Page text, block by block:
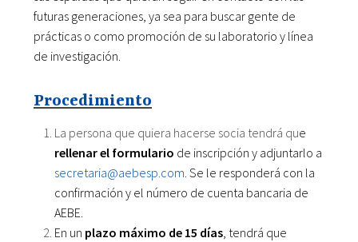
futuras generaciones, ya sea para buscar gente de
prácticas o como promoción de su laboratorio y línea
de investigación.
Procedimiento
La persona que quiera hacerse socia tendrá que
rellenar el formulario de inscripción y adjuntarlo a
secretaria@aebesp.com . Se le responderá con la
confirmación y el número de cuenta bancaria de
AEBE.
En un plazo máximo de 15 días, tendrá que